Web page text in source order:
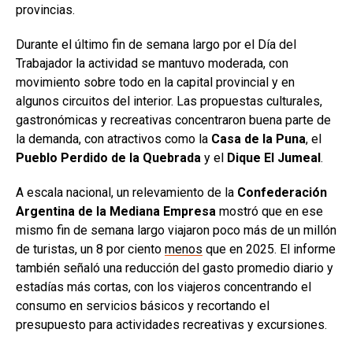
provincias.
Durante el último fin de semana largo por el Día del
Trabajador la actividad se mantuvo moderada, con
movimiento sobre todo en la capital provincial y en
algunos circuitos del interior. Las propuestas culturales,
gastronómicas y recreativas concentraron buena parte de
la demanda, con atractivos como la Casa de la Puna, el
Pueblo Perdido de la Quebrada y el Dique El Jumeal .
A escala nacional, un relevamiento de la Confederación
Argentina de la Mediana Empresa mostró que en ese
mismo fin de semana largo viajaron poco más de un millón
de turistas, un 8 por ciento menos que en 2025. El informe
también señaló una reducción del gasto promedio diario y
estadías más cortas, con los viajeros concentrando el
consumo en servicios básicos y recortando el
presupuesto para actividades recreativas y excursiones.